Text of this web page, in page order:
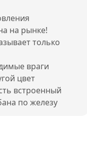
на рынке!
только
враги
цвет
встроенный
по железу